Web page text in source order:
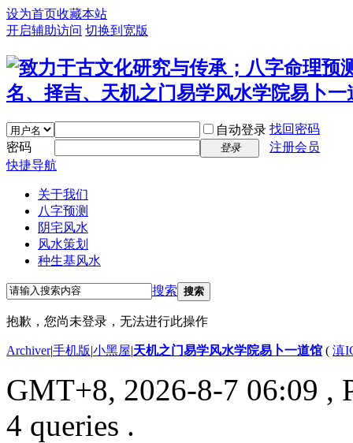
设为首页收藏本站
开启辅助访问 切换到宽版
自动登录 找回密码
密码
登录
注册会员
快捷导航
关于我们
八字预测
阴宅风水
风水策划
种生基风水
搜索 搜索
抱歉，您尚未登录，无法进行此操作
Archiver|手机版|小黑屋|天机之门易学风水学院易卜一道馆 ( 滇
GMT+8, 2026-8-7 06:09 ,
4 queries .